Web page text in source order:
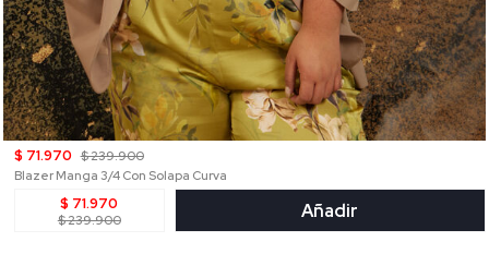
$ 71.970 $ 239.900
Blazer Manga 3/4 Con Solapa Curva
$ 71.970
$ 239.900 Añadir